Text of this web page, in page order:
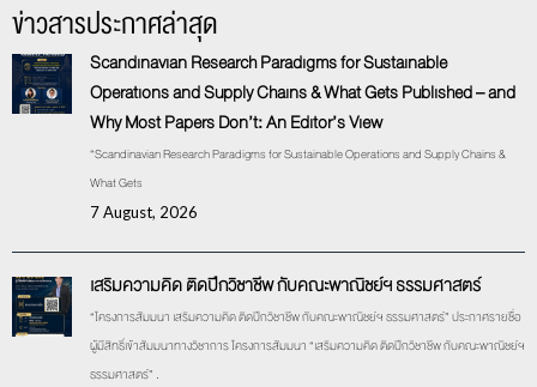
ข่าวสารประกาศล่าสุด
Scandinavian Research Paradigms for Sustainable
Operations and Supply Chains & What Gets Published – and
Why Most Papers Don’t: An Editor’s View
“Scandinavian Research Paradigms for Sustainable Operations and Supply Chains &
What Gets
7 August, 2026
เสริมความคิด ติดปีกวิชาชีพ กับคณะพาณิชย์ฯ ธรรมศาสตร์
“โครงการสัมมนา เสริมความคิด ติดปีกวิชาชีพ กับคณะพาณิชย์ฯ ธรรมศาสตร์” ประกาศรายชื่อ
ผู้มีสิทธิ์เข้าสัมมนาทางวิชาการ โครงการสัมมนา “เสริมความคิด ติดปีกวิชาชีพ กับคณะพาณิชย์ฯ
ธรรมศาสตร์” .